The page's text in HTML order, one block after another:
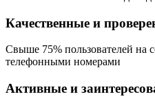
Качественные и
Свыше 75% пользователей на
телефонными номерами
Активные и